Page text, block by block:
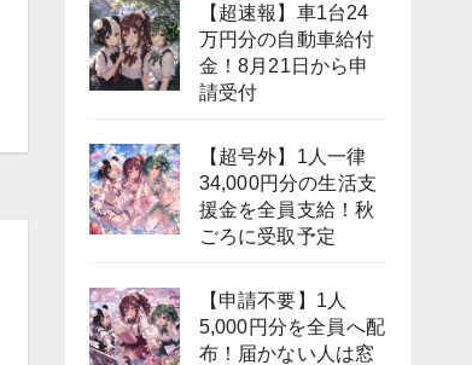
【超速報】車1台24
万円分の自動車給付
金！8月21日から申
請受付
【超号外】1人一律
34,000円分の生活支
援金を全員支給！秋
ごろに受取予定
【申請不要】1人
5,000円分を全員へ配
布！届かない人は窓